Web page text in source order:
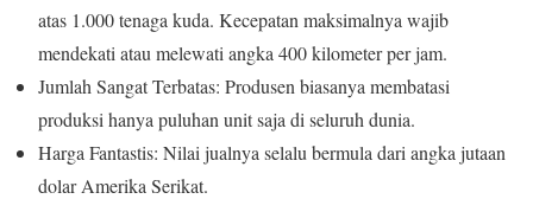
atas 1.000 tenaga kuda. Kecepatan maksimalnya wajib
mendekati atau melewati angka 400 kilometer per jam.
Jumlah Sangat Terbatas: Produsen biasanya membatasi
produksi hanya puluhan unit saja di seluruh dunia.
Harga Fantastis: Nilai jualnya selalu bermula dari angka jutaan
dolar Amerika Serikat.